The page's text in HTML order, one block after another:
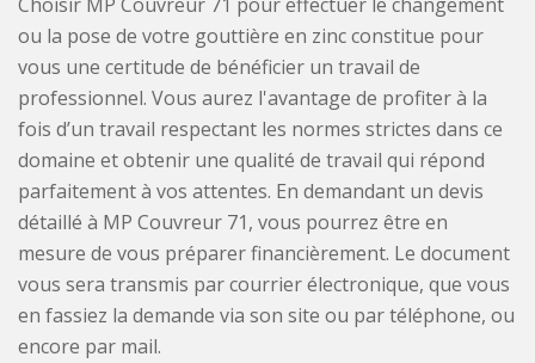
ou la pose de votre gouttière en zinc constitue pour
vous une certitude de bénéficier un travail de
professionnel. Vous aurez l'avantage de profiter à la
fois d’un travail respectant les normes strictes dans ce
domaine et obtenir une qualité de travail qui répond
parfaitement à vos attentes. En demandant un devis
détaillé à MP Couvreur 71, vous pourrez être en
mesure de vous préparer financièrement. Le document
vous sera transmis par courrier électronique, que vous
en fassiez la demande via son site ou par téléphone, ou
encore par mail.